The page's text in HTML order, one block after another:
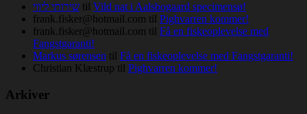
שירותי ליווי til Vild nat i Aalsbogaard specimensø!
frank.fisker@hotmail.com til Pighvarren kommer!
frank.fisker@hotmail.com til Få en fiskeoplevelse med
Fangstgaranti!
Markus sørensen til Få en fiskeoplevelse med Fangstgaranti!
Christian Klæstrup til Pighvarren kommer!
Arkiver